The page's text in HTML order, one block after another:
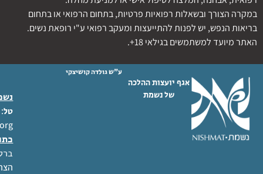
במקרה הצורך ובשאלות רפואיות פרטיות, בתחום הרפואי או בתחום
בריאות הנפש, יש לפנות להתייעצות ומעקב רפואי ע"י רופאת נשים.
האתר מיועד למשתמשים בגילאי 18+.
אגף יועצות ההלכה
של נשמת
ע"ש גולדה קושיצקי
טל: 02-6404333
ברל